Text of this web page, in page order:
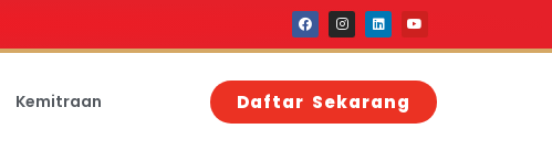
Kemitraan Daftar Sekarang